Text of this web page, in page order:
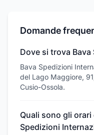
Domande
Dove si trova
Bava Spedizioni
del Lago Maggiore,
Cusio-Ossola.
Quali sono gli
Spedizioni